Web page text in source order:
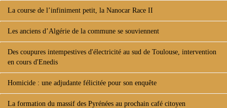
La course de l’infiniment petit, la Nanocar Race II
Les anciens d’Algérie de la commune se souviennent
Des coupures intempestives d'électricité au sud de Toulouse, intervention
en cours d'Enedis
Homicide : une adjudante félicitée pour son enquête
La formation du massif des Pyrénées au prochain café citoyen